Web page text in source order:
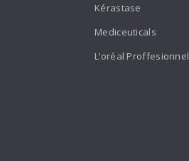
Kérastase
Mediceuticals
L’oréal Proffesionnel